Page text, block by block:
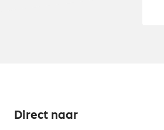
Direct naar